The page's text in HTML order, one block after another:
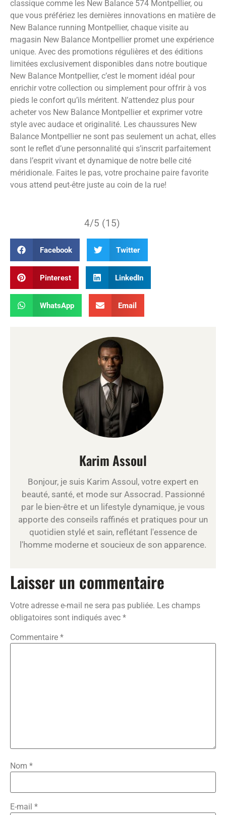
classique comme les New Balance 574 Montpellier, ou
que vous préfériez les dernières innovations en matière de
New Balance running Montpellier, chaque visite au
magasin New Balance Montpellier promet une expérience
unique. Avec des promotions régulières et des éditions
limitées exclusivement disponibles dans notre boutique
New Balance Montpellier, c’est le moment idéal pour
enrichir votre collection ou simplement pour offrir à vos
pieds le confort qu’ils méritent. N’attendez plus pour
acheter vos New Balance Montpellier et exprimer votre
style avec audace et originalité. Les chaussures New
Balance Montpellier ne sont pas seulement un achat, elles
sont le reflet d’une personnalité qui s’inscrit parfaitement
dans l’esprit vivant et dynamique de notre belle cité
méridionale. Faites le pas, votre prochaine paire favorite
vous attend peut-être juste au coin de la rue!
4/5 (15)
Facebook Twitter
Pinterest LinkedIn
WhatsApp Email
Karim Assoul
Bonjour, je suis Karim Assoul, votre expert en
beauté, santé, et mode sur Assocrad. Passionné
par le bien-être et un lifestyle dynamique, je vous
apporte des conseils raffinés et pratiques pour un
quotidien stylé et sain, reflétant l'essence de
l'homme moderne et soucieux de son apparence.
Laisser un commentaire
Votre adresse e-mail ne sera pas publiée. Les champs
obligatoires sont indiqués avec *
Commentaire *
Nom *
E-mail *